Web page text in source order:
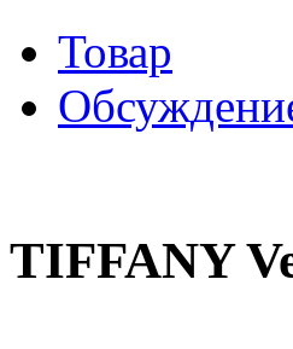
Товар
TIFFANY